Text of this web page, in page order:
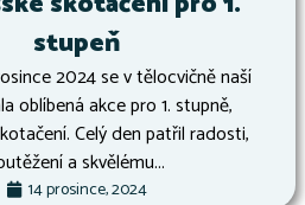
stupeň
2024 se v tělocvičně naší
oblíbená akce pro 1. stupně,
Celý den patřil radosti,
a skvělému...
14 prosince, 2024